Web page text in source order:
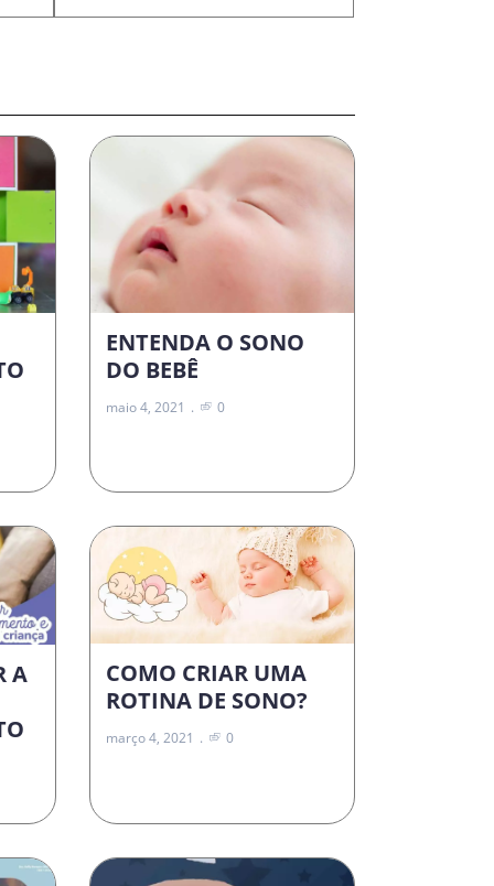
ENTENDA O SONO
DO BEBÊ
maio 4, 2021 0
A
COMO CRIAR UMA
ROTINA DE SONO?
março 4, 2021 0